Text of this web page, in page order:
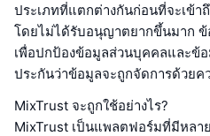
ประเภทที่แตกต่างกันก่อนที่จะเข้า
โดยไม่ได้รับอนุญาตยากขึ้นมาก ข้
เพื่อปกป้องข้อมูลส่วนบุคคลและข้
ประกันว่าข้อมูลจะถูกจัดการด้วยค
MixTrust จะถูกใช้อย่างไร?
MixTrust เป็นแพลตฟอร์มที่มีหลา